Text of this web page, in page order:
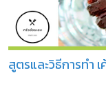
สูตรและวิธีการทำ